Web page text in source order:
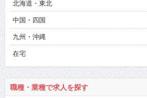
北海道・東北
中国・四国
九州・沖縄
在宅
職種・業種で求人を探す